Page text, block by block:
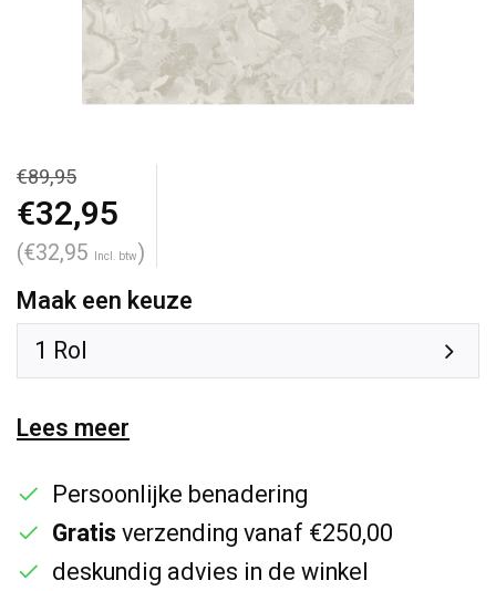
€89,95
€32,95
(€32,95 Incl. btw)
Maak een keuze
1 Rol
Lees meer
Persoonlijke benadering
Gratisverzending vanaf €250,00
deskundig advies in de winkel